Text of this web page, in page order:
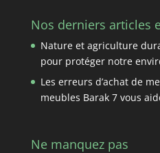
Nos derniers articles
Nature et agriculture
pour protéger notre
Les erreurs d’achat de
meubles Barak 7 vous
Ne manquez pas